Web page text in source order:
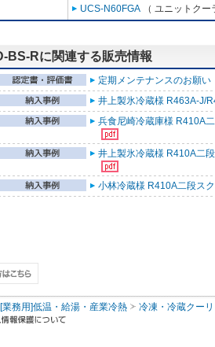
UCS-N60FGA （ ユニットク
BS-Rに関連する販売情報
定期メンテナンスのお願
井上製氷冷蔵様 R463A-J/
兵食尼崎冷蔵庫様 R410A
井上製氷冷蔵様 R410A二
小林冷蔵様 R410A二段ス
[業務用]低温・給湯・産業冷熱 冷凍・冷蔵クー